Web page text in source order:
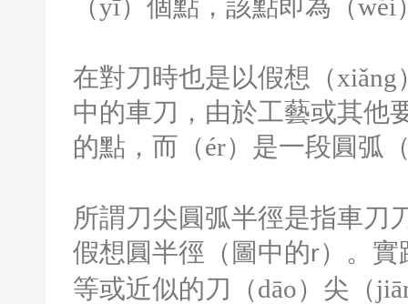
（yī）個點，該點即為（
在對刀時也是以假想（
中的車刀，由於工藝或其他
的點，而（ér）是一段圓弧
所謂刀尖圓弧半徑是指車刀
假想圓半徑（圖中的r）。
等或近似的刀（dāo）尖（